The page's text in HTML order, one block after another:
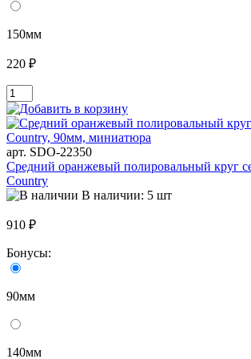
150мм
220 ₽
арт. SDO-22350
Средний оранжевый полировальный круг
Country
В наличии: 5 шт
910 ₽
Бонусы:
90мм
140мм